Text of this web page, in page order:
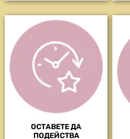
ОСТАВЕТЕ ДА
ПОДЕЙСТВА